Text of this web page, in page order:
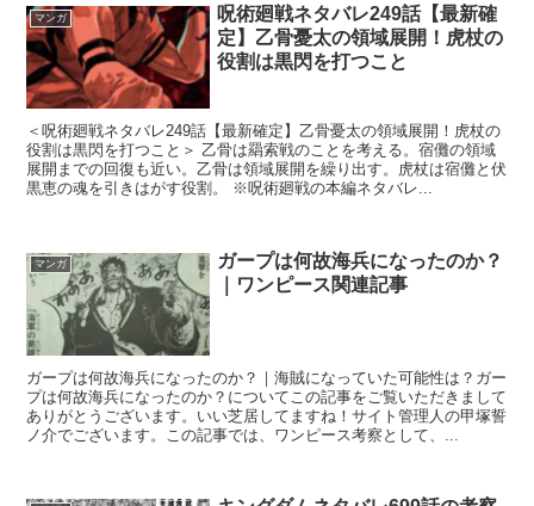
マンガ
呪術廻戦ネタバレ249話【最新確
定】乙骨憂太の領域展開！虎杖の
役割は黒閃を打つこと
＜呪術廻戦ネタバレ249話【最新確定】乙骨憂太の領域展開！虎杖の
役割は黒閃を打つこと＞ 乙骨は羂索戦のことを考える。宿儺の領域
展開までの回復も近い。乙骨は領域展開を繰り出す。虎杖は宿儺と伏
黒恵の魂を引きはがす役割。 ※呪術廻戦の本編ネタバレ...
マンガ
ガープは何故海兵になったのか？
｜ワンピース関連記事
ガープは何故海兵になったのか？｜海賊になっていた可能性は？ガー
プは何故海兵になったのか？についてこの記事をご覧いただきまして
ありがとうございます。いい芝居してますね！サイト管理人の甲塚誓
ノ介でございます。この記事では、ワンピース考察として、...